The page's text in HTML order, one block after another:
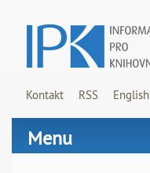
Kontakt RSS English
Menu